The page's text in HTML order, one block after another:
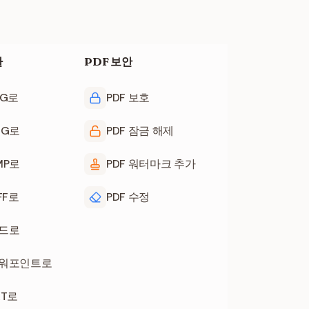
로
로
로
로
로
포인트로
로
PDF 보안
PDF 보호
PDF 잠금 해제
PDF 워터마크 추가
PDF 수정